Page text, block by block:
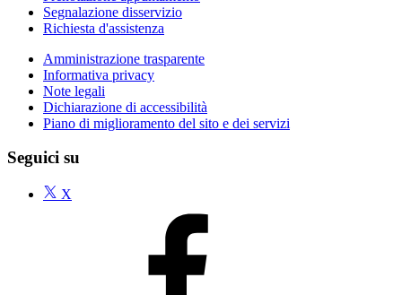
Segnalazione disservizio
Richiesta d'assistenza
Amministrazione trasparente
Informativa privacy
Note legali
Dichiarazione di accessibilità
Piano di miglioramento del sito e dei servizi
Seguici su
X